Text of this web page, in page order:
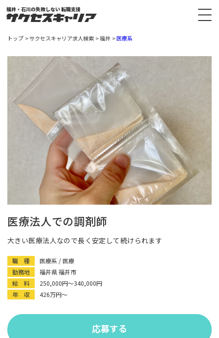
福井・石川の失敗しない 転職支援
トップ サクセスキャリア求人検索 福井 医療系
医療法人での調剤師
大きい医療法人なので長く安定して続けられます
職 種
医療系 / 医療
勤務地
福井県 福井市
給 料
250,000円〜340,000円
年 収
426万円〜
応募する